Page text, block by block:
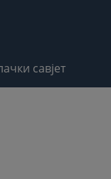
савјет